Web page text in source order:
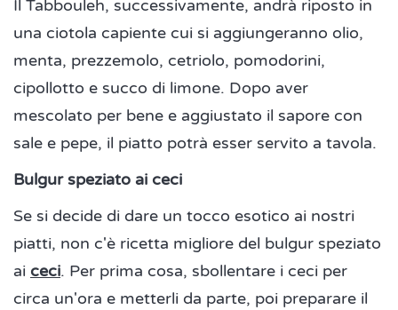
Il Tabbouleh, successivamente, andrà riposto in
una ciotola capiente cui si aggiungeranno olio,
menta, prezzemolo, cetriolo, pomodorini,
cipollotto e succo di limone. Dopo aver
mescolato per bene e aggiustato il sapore con
sale e pepe, il piatto potrà esser servito a tavola.
Bulgur speziato ai ceci
Se si decide di dare un tocco esotico ai nostri
piatti, non c'è ricetta migliore del bulgur speziato
ai ceci. Per prima cosa, sbollentare i ceci per
circa un'ora e metterli da parte, poi preparare il